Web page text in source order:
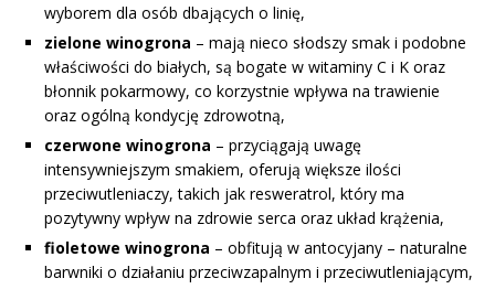
wyborem dla osób dbających o linię,
zielone winogrona – mają nieco słodszy smak i podobne
właściwości do białych, są bogate w witaminy C i K oraz
błonnik pokarmowy, co korzystnie wpływa na trawienie
oraz ogólną kondycję zdrowotną,
czerwone winogrona – przyciągają uwagę
intensywniejszym smakiem, oferują większe ilości
przeciwutleniaczy, takich jak resweratrol, który ma
pozytywny wpływ na zdrowie serca oraz układ krążenia,
fioletowe winogrona – obfitują w antocyjany – naturalne
barwniki o działaniu przeciwzapalnym i przeciwutleniającym,